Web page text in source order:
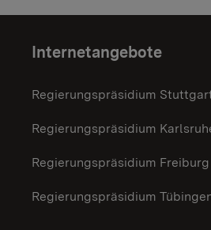
Internetangebote
Regierungspräsidium
Regierungspräsidium
Regierungspräsidium Freiburg
Regierungspräsidium